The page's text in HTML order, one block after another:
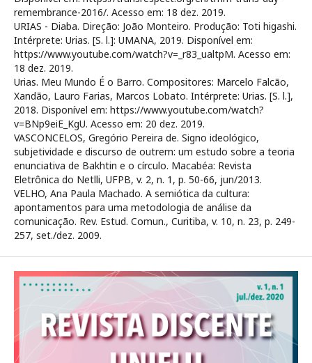
remembrance-2016/. Acesso em: 18 dez. 2019.
URIAS - Diaba. Direção: João Monteiro. Produção: Toti higashi.
Intérprete: Urias. [S. l.]: UMANA, 2019. Disponível em:
https://www.youtube.com/watch?v=_r83_ualtpM. Acesso em:
18 dez. 2019.
Urias. Meu Mundo É o Barro. Compositores: Marcelo Falcão,
Xandão, Lauro Farias, Marcos Lobato. Intérprete: Urias. [S. l.],
2018. Disponível em: https://www.youtube.com/watch?
v=BNp9eiE_KgU. Acesso em: 20 dez. 2019.
VASCONCELOS, Gregório Pereira de. Signo ideológico,
subjetividade e discurso de outrem: um estudo sobre a teoria
enunciativa de Bakhtin e o círculo. Macabéa: Revista
Eletrônica do Netlli, UFPB, v. 2, n. 1, p. 50-66, jun/2013.
VELHO, Ana Paula Machado. A semiótica da cultura:
apontamentos para uma metodologia de análise da
comunicação. Rev. Estud. Comun., Curitiba, v. 10, n. 23, p. 249-
257, set./dez. 2009.